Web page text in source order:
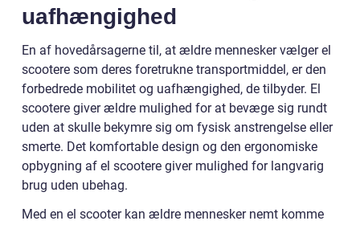
uafhængighed
En af hovedårsagerne til, at ældre mennesker vælger el
scootere som deres foretrukne transportmiddel, er den
forbedrede mobilitet og uafhængighed, de tilbyder. El
scootere giver ældre mulighed for at bevæge sig rundt
uden at skulle bekymre sig om fysisk anstrengelse eller
smerte. Det komfortable design og den ergonomiske
opbygning af el scootere giver mulighed for langvarig
brug uden ubehag.
Med en el scooter kan ældre mennesker nemt komme